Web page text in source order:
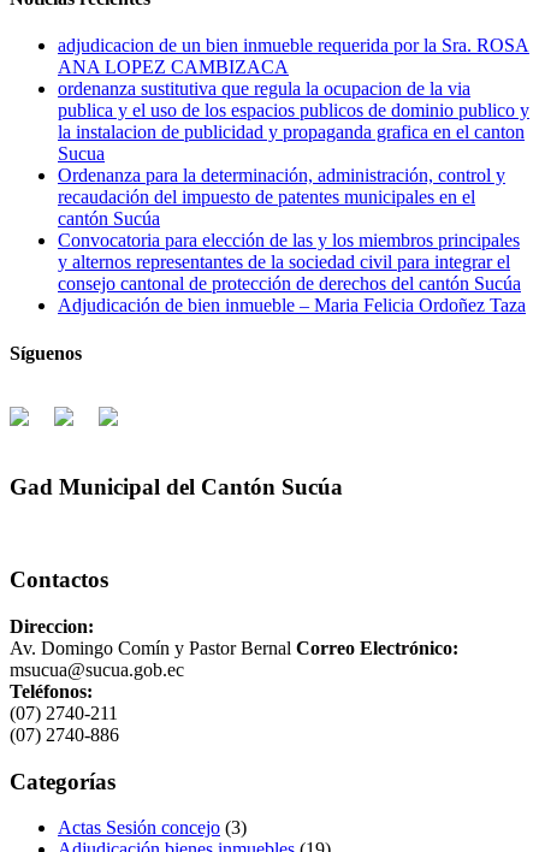
adjudicacion de un bien inmueble requerida por la Sra. ROSA
ANA LOPEZ CAMBIZACA
ordenanza sustitutiva que regula la ocupacion de la via
publica y el uso de los espacios publicos de dominio publico y
la instalacion de publicidad y propaganda grafica en el canton
Sucua
Ordenanza para la determinación, administración, control y
recaudación del impuesto de patentes municipales en el
cantón Sucúa
Convocatoria para elección de las y los miembros principales
y alternos representantes de la sociedad civil para integrar el
consejo cantonal de protección de derechos del cantón Sucúa
Adjudicación de bien inmueble – Maria Felicia Ordoñez Taza
Síguenos
Gad Municipal del Cantón Sucúa
Contactos
Direccion:
Av. Domingo Comín y Pastor Bernal Correo Electrónico:
msucua@sucua.gob.ec
Teléfonos:
(07) 2740-211
(07) 2740-886
Categorías
Actas Sesión concejo (3)